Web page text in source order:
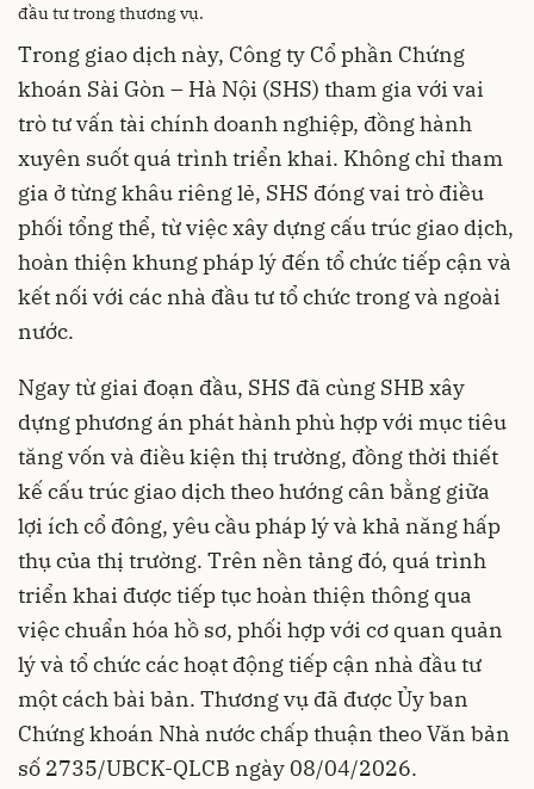
đầu tư trong thương vụ.
Trong giao dịch này, Công ty Cổ phần Chứng
khoán Sài Gòn – Hà Nội (SHS) tham gia với vai
trò tư vấn tài chính doanh nghiệp, đồng hành
xuyên suốt quá trình triển khai. Không chỉ tham
gia ở từng khâu riêng lẻ, SHS đóng vai trò điều
phối tổng thể, từ việc xây dựng cấu trúc giao dịch,
hoàn thiện khung pháp lý đến tổ chức tiếp cận và
kết nối với các nhà đầu tư tổ chức trong và ngoài
nước.
Ngay từ giai đoạn đầu, SHS đã cùng SHB xây
dựng phương án phát hành phù hợp với mục tiêu
tăng vốn và điều kiện thị trường, đồng thời thiết
kế cấu trúc giao dịch theo hướng cân bằng giữa
lợi ích cổ đông, yêu cầu pháp lý và khả năng hấp
thụ của thị trường. Trên nền tảng đó, quá trình
triển khai được tiếp tục hoàn thiện thông qua
việc chuẩn hóa hồ sơ, phối hợp với cơ quan quản
lý và tổ chức các hoạt động tiếp cận nhà đầu tư
một cách bài bản. Thương vụ đã được Ủy ban
Chứng khoán Nhà nước chấp thuận theo Văn bản
số 2735/UBCK-QLCB ngày 08/04/2026.